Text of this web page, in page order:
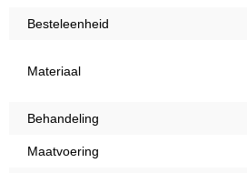
Besteleenheid
Materiaal
Behandeling
Maatvoering